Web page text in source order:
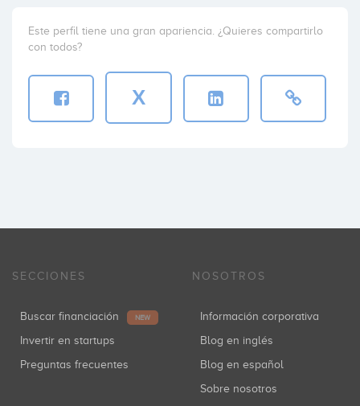
Este perfil tiene una gran apariencia. ¿Quieres compartirlo
con todos?
X
SECCIONES
Buscar financiación NEW
Invertir en startups
Preguntas frecuentes
NOSOTROS
Información corporativa
Blog en inglés
Blog en español
Sobre nosotros